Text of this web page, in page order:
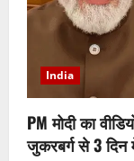
India
PM मोदी का
जुकरबर्ग से 3 दिन